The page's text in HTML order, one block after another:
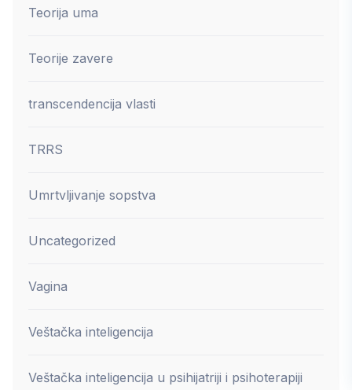
Teorija uma
Teorije zavere
transcendencija vlasti
TRRS
Umrtvljivanje sopstva
Uncategorized
Vagina
Veštačka inteligencija
Veštačka inteligencija u psihijatriji i psihoterapiji